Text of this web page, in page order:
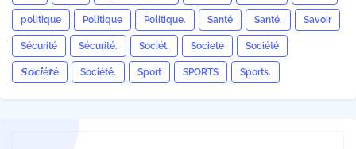
politique Politique Politique. Santé Santé. Savoir
Sécurité Sécurité. Sociét. Societe Société
𝙎𝙤𝙘𝙞é𝙩é Société. Sport SPORTS Sports.